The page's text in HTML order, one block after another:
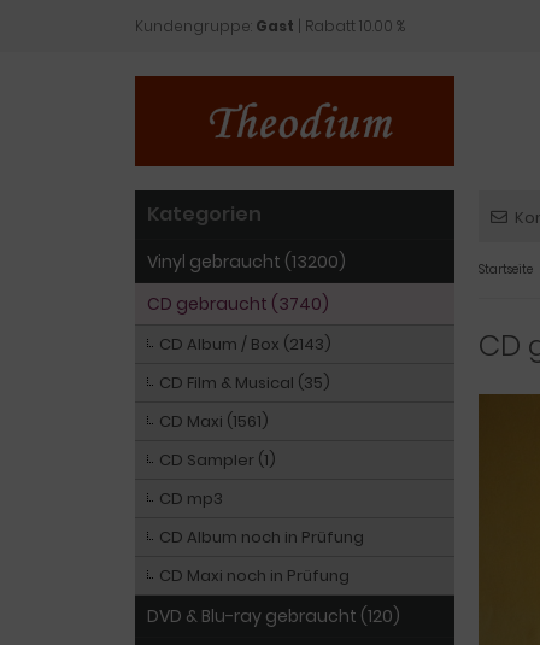
Kundengruppe: Gast | Rabatt 10.00 %
Startseite
CD
Kategorien
Vinyl gebraucht (13200)
CD gebraucht (3740)
CD Album / Box (2143)
CD Film & Musical (35)
CD Maxi (1561)
CD Sampler (1)
CD mp3
CD Album noch in Prüfung
CD Maxi noch in Prüfung
DVD & Blu-ray gebraucht (120)